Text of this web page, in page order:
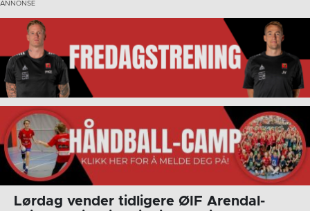
Lørdag vender tidligere ØIF Arendal-